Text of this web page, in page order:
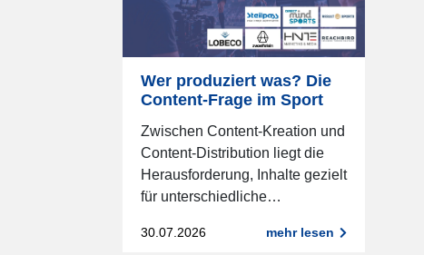
Wer produziert was? Die
Content-Frage im Sport
Zwischen Content-Kreation und
Content-Distribution liegt die
Herausforderung, Inhalte gezielt
für unterschiedliche…
30.07.2026 mehr lesen